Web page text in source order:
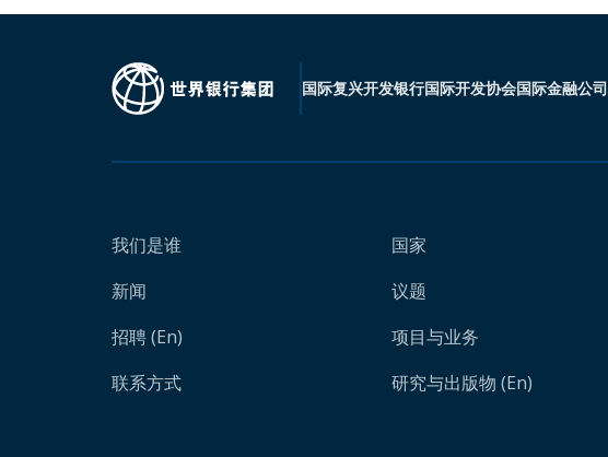
国际复兴开发银行国际开发协会国际金融公司
我们是谁
新闻
招聘 (En)
联系方式
国家
议题
项目与业务
研究与出版物 (En)